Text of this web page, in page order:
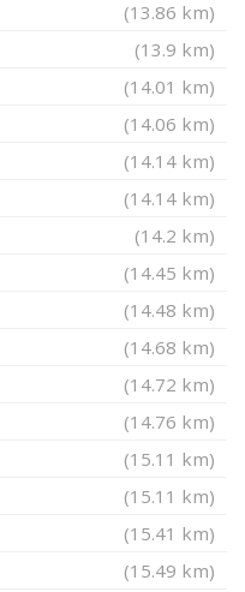
(13.86 km)
(13.9 km)
(14.01 km)
(14.06 km)
(14.14 km)
(14.14 km)
(14.2 km)
(14.45 km)
(14.48 km)
(14.68 km)
(14.72 km)
(14.76 km)
(15.11 km)
(15.11 km)
(15.41 km)
(15.49 km)